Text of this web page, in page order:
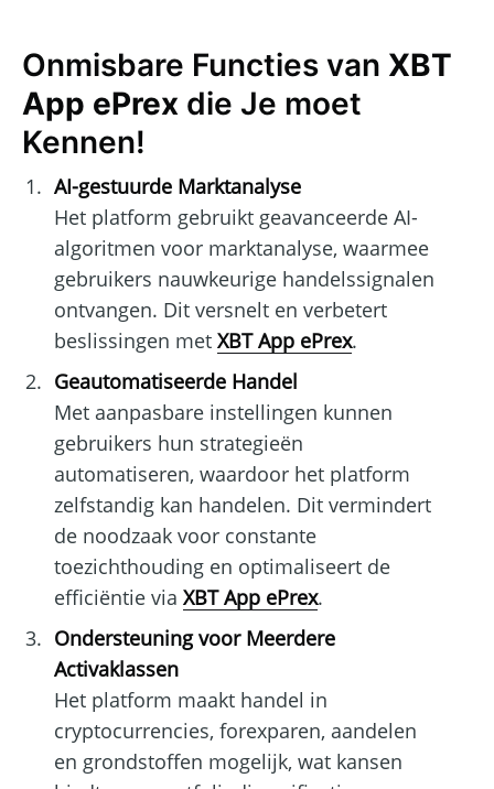
Onmisbare Functies van XBT
App ePrex die Je moet
Kennen!
AI-gestuurde Marktanalyse
Het platform gebruikt geavanceerde AI-
algoritmen voor marktanalyse, waarmee
gebruikers nauwkeurige handelssignalen
ontvangen. Dit versnelt en verbetert
beslissingen met XBT App ePrex.
Geautomatiseerde Handel
Met aanpasbare instellingen kunnen
gebruikers hun strategieën
automatiseren, waardoor het platform
zelfstandig kan handelen. Dit vermindert
de noodzaak voor constante
toezichthouding en optimaliseert de
efficiëntie via XBT App ePrex.
Ondersteuning voor Meerdere
Activaklassen
Het platform maakt handel in
cryptocurrencies, forexparen, aandelen
en grondstoffen mogelijk, wat kansen